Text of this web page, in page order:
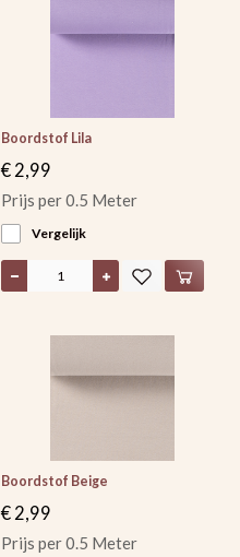
Boordstof Lila
€ 2,99
Prijs per 0.5 Meter
Vergelijk
Boordstof Beige
€ 2,99
Prijs per 0.5 Meter